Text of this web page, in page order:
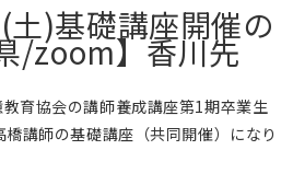
)基礎講座開催の
/zoom】香川先
育協会の講師養成講座第1期卒業生
講師の基礎講座（共同開催）になり